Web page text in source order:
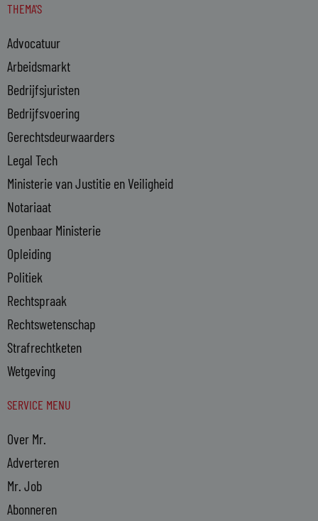
k
d
i
n
-
i
n
THEMA'S
Advocatuur
Arbeidsmarkt
Bedrijfsjuristen
Bedrijfsvoering
Gerechtsdeurwaarders
Legal Tech
Ministerie van Justitie en Veiligheid
Notariaat
Openbaar Ministerie
Opleiding
Politiek
Rechtspraak
Rechtswetenschap
Strafrechtketen
Wetgeving
SERVICE MENU
Over Mr.
Adverteren
Mr. Job
Abonneren